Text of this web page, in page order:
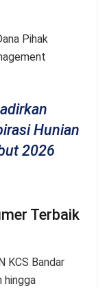
Pihak
Hunian
2026
Terbaik
KCS Bandar
hingga